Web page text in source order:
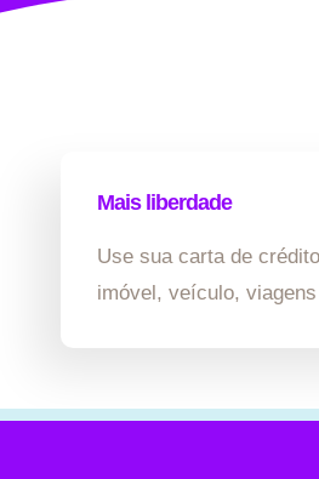
Mais liberdade
Use sua carta de
imóvel, veículo,